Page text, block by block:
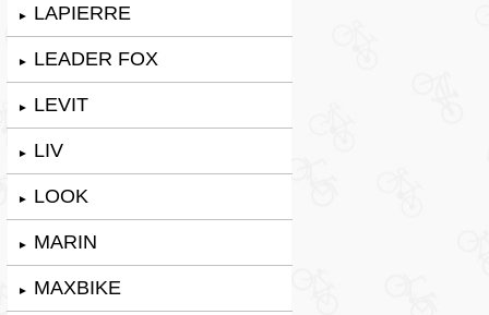
► LAPIERRE
► LEADER FOX
► LEVIT
► LIV
► LOOK
► MARIN
► MAXBIKE